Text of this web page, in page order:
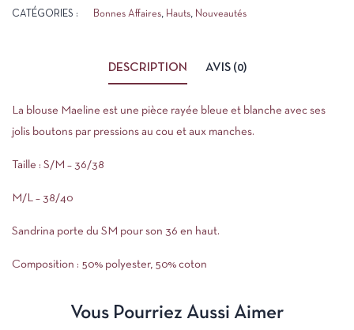
CATÉGORIES : Bonnes Affaires, Hauts, Nouveautés
DESCRIPTION AVIS (0)
La blouse Maeline est une pièce rayée bleue et blanche avec ses
jolis boutons par pressions au cou et aux manches.
Taille : S/M – 36/38
M/L – 38/40
Sandrina porte du SM pour son 36 en haut.
Composition : 50% polyester, 50% coton
Vous Pourriez Aussi Aimer